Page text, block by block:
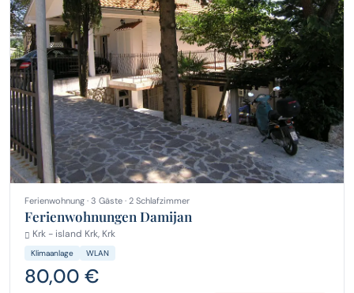
Ferienwohnung · 3 Gäste · 2 Schlafzimmer
Ferienwohnungen Damijan
Krk - island Krk, Krk
Klimaanlage WLAN
80,00 €